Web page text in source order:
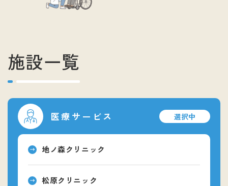
施設一覧
医療サービス
地ノ森クリニック
松原クリニック